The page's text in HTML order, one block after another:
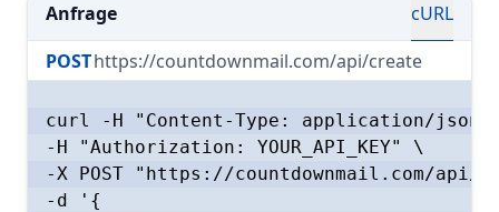
Anfrage
cURL
POSThttps://countdownmail.com/api/create
curl -H "Content-Type: application/
-H "Authorization: YOUR_API_KEY" \
-X POST "https://countdownmail.com/api/
-d '{